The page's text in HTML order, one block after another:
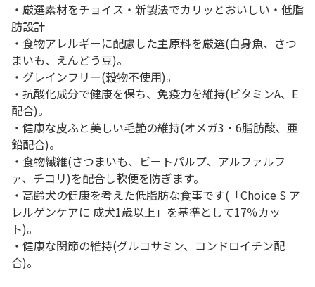
・厳選素材をチョイス・新製法でカリッとおいしい・低脂
肪設計
・食物アレルギーに配慮した主原料を厳選(白身魚、さつ
まいも、えんどう豆)。
・グレインフリー(穀物不使用)。
・抗酸化成分で健康を保ち、免疫力を維持(ビタミンA、E
配合)。
・健康な皮ふと美しい毛艶の維持(オメガ3・6脂肪酸、亜
鉛配合)。
・食物繊維(さつまいも、ビートパルプ、アルファルフ
ァ、チコリ)を配合し軟便を防ぎます。
・高齢犬の健康を考えた低脂肪な食事です(「Choice S ア
レルゲンケアに 成犬1歳以上」を基準として17％カッ
ト)。
・健康な関節の維持(グルコサミン、コンドロイチン配
合)。